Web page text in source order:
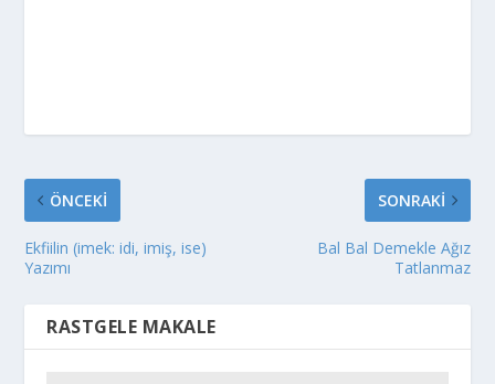
ÖNCEKI
Ekfiilin (imek: idi, imiş, ise)
Yazımı
SONRAKI
Bal Bal Demekle Ağız
Tatlanmaz
RASTGELE MAKALE